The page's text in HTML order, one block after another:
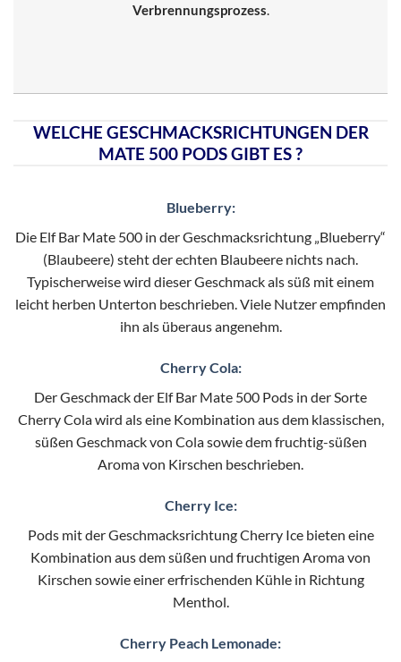
Verbrennungsprozess.
WELCHE GESCHMACKSRICHTUNGEN DER
MATE 500 PODS GIBT ES ?
Blueberry:
Die Elf Bar Mate 500 in der Geschmacksrichtung „Blueberry“
(Blaubeere) steht der echten Blaubeere nichts nach.
Typischerweise wird dieser Geschmack als süß mit einem
leicht herben Unterton beschrieben. Viele Nutzer empfinden
ihn als überaus angenehm.
Cherry Cola:
Der Geschmack der Elf Bar Mate 500 Pods in der Sorte
Cherry Cola wird als eine Kombination aus dem klassischen,
süßen Geschmack von Cola sowie dem fruchtig-süßen
Aroma von Kirschen beschrieben.
Cherry Ice:
Pods mit der Geschmacksrichtung Cherry Ice bieten eine
Kombination aus dem süßen und fruchtigen Aroma von
Kirschen sowie einer erfrischenden Kühle in Richtung
Menthol.
Cherry Peach Lemonade: